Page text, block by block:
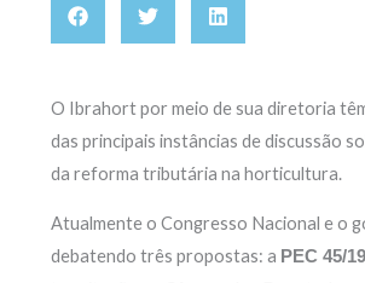
O Ibrahort por meio de sua diretoria
das principais instâncias de discussão
da reforma tributária na horticultura.
Atualmente o Congresso Nacional e o
debatendo três propostas: a PEC 45/